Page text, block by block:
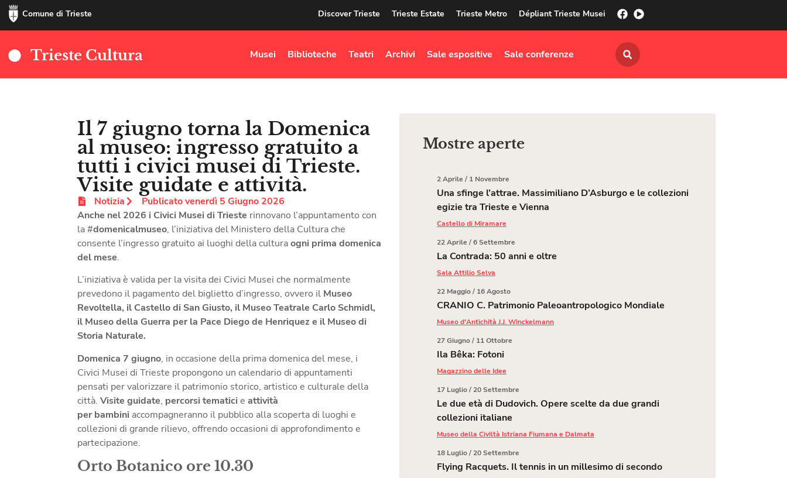
Comune di Trieste Discover Trieste Trieste Estate Trieste Metro Dépliant Trieste Musei
Trieste Cultura Musei Biblioteche Teatri Archivi Sale espositive Sale conferenze
Il 7 giugno torna la Domenica
al museo: ingresso gratuito a
tutti i civici musei di Trieste.
Visite guidate e attività.
Notizia Publicatovenerdì 5 Giugno 2026
Anche nel 2026 i Civici Musei di Trieste rinnovano l’appuntamento con
la #domenicalmuseo, l’iniziativa del Ministero della Cultura che
consente l’ingresso gratuito ai luoghi della culturaogni prima domenica
del mese.
L’iniziativa è valida per la visita dei Civici Musei che normalmente
prevedono il pagamento del biglietto d’ingresso, ovvero il Museo
Revoltella, il Castello di San Giusto, il Museo Teatrale Carlo Schmidl,
il Museo della Guerra per la Pace Diego de Henriquez e il Museo di
Storia Naturale.
Domenica 7 giugno, in occasione della prima domenica del mese, i
Civici Musei di Trieste propongono un calendario di appuntamenti
pensati per valorizzare il patrimonio storico, artistico e culturale della
città. Visite guidate, percorsi tematicie attività
per bambini accompagneranno il pubblico alla scoperta di luoghi e
collezioni di grande rilievo, offrendo occasioni di approfondimento e
partecipazione.
Orto Botanico ore 10.30
Mostre aperte
2 Aprile / 1 Novembre
Una sfinge l’attrae. Massimiliano D’Asburgo e le collezioni
egizie tra Trieste e Vienna
Castello di Miramare
22 Aprile /6 Settembre
La Contrada: 50 anni e oltre
Sala Attilio Selva
22 Maggio/ 16 Agosto
CRANIO C. Patrimonio Paleoantropologico Mondiale
Museo d'Antichità J.J. Winckelmann
27 Giugno/ 11 Ottobre
Ila Bêka: Fotoni
Magazzino delle Idee
17 Luglio/ 20 Settembre
Le due età di Dudovich. Opere scelte da due grandi
collezioni italiane
Museo della Civiltà Istriana Fiumana e Dalmata
18 Luglio/ 20 Settembre
Flying Racquets. Il tennis in un millesimo di secondo